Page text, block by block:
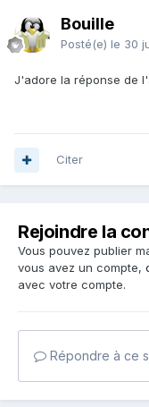
Bouille
Posté(e) le 30
J'adore la réponse de
Citer
Rejoindre la
Vous pouvez publier
vous avez un compte,
avec votre compte.
Répondre à ce